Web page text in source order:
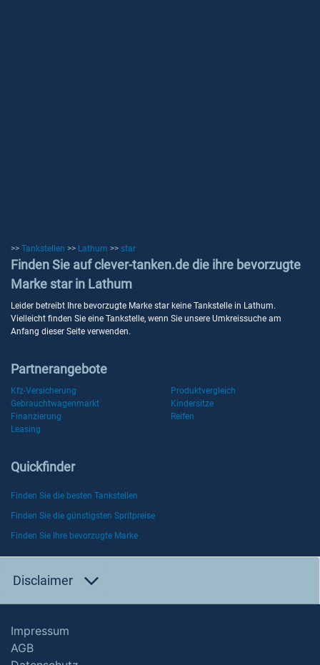
>> Tankstellen >> Lathum >> star
Finden Sie auf clever-tanken.de die ihre bevorzugte
Marke star in Lathum
Leider betreibt Ihre bevorzugte Marke star keine Tankstelle in Lathum.
Vielleicht finden Sie eine Tankstelle, wenn Sie unsere Umkreissuche am
Anfang dieser Seite verwenden.
Partnerangebote
Kfz-Versicherung
Produktvergleich
Gebrauchtwagenmarkt
Kindersitze
Finanzierung
Reifen
Leasing
Quickfinder
Finden Sie die besten Tankstellen
Finden Sie die günstigsten Spritpreise
Finden Sie Ihre bevorzugte Marke
Disclaimer
Impressum
AGB